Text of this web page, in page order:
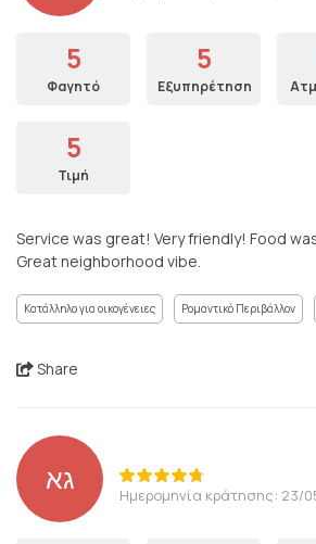
5
Φαγητό
5
Εξυπηρέτηση
5
Τιμή
Service was great! Very friendly! Food
Great neighborhood vibe.
Κατάλληλο για οικογένειες Ρομαντικό Περιβάλλον
Share
גא Ημερομηνία κράτησης: 23/